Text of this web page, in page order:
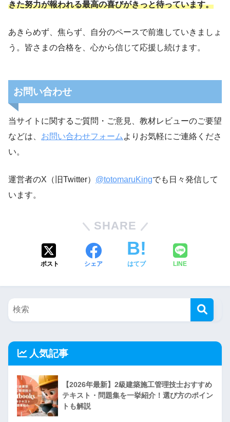
きた努力が報われる最高の喜びがきっと待っています。
あきらめず、焦らず、自分のペースで前進していきましょ
う。皆さまの合格を、心から信じて応援し続けます。
お問い合わせ
当サイトに関するご質問・ご意見、教材レビューのご要望
などは、 お問い合わせフォーム よりお気軽にご連絡くださ
い。
運営者のX（旧Twitter） @totomaruKingでも日々発信して
います。
SHARE
ポスト シェア はてブ LINE
人気記事
【2026年最新】2級建築施工管理技士おすすめ
テキスト・問題集を一挙紹介！選び方のポイン
トも解説